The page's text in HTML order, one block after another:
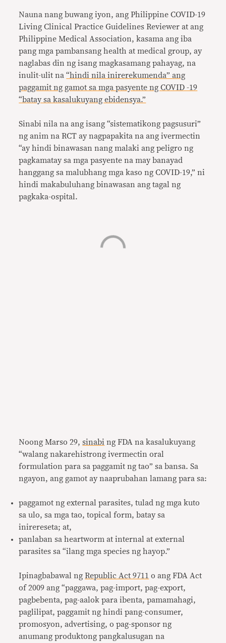
Nauna nang buwang iyon, ang Philippine COVID-19
Living Clinical Practice Guidelines Reviewer at ang
Philippine Medical Association, kasama ang iba
pang mga pambansang health at medical group, ay
naglabas din ng isang magkasamang pahayag, na
inulit-ulit na“hindi nila inirerekumenda” ang
paggamit ng gamot sa mga pasyente ng COVID -19
“batay sa kasalukuyang ebidensya.”
Sinabi nila na ang isang “sistematikong pagsusuri”
ng anim na RCT ay nagpapakita na ang ivermectin
“ay hindi binawasan nang malaki ang peligro ng
pagkamatay sa mga pasyente na may banayad
hanggang sa malubhang mga kaso ng COVID-19,” ni
hindi makabuluhang binawasan ang tagal ng
pagkaka-ospital.
Noong Marso 29,sinabi ng FDA na kasalukuyang
“walang nakarehistrong ivermectin oral
formulation para sa paggamit ng tao” sa bansa. Sa
ngayon, ang gamot ay naaprubahan lamang para sa:
paggamot ng external parasites, tulad ng mga kuto
sa ulo, sa mga tao, topical form, batay sa
inirereseta; at,
panlaban sa heartworm at internal at external
parasites sa “ilang mga species ng hayop.”
Ipinagbabawal ngRepublic Act 9711 o ang FDA Act
of 2009 ang “paggawa, pag-import, pag-export,
pagbebenta, pag-aalok para ibenta, pamamahagi,
paglilipat, paggamit ng hindi pang-consumer,
promosyon, advertising, o pag-sponsor ng
anumang produktong pangkalusugan na